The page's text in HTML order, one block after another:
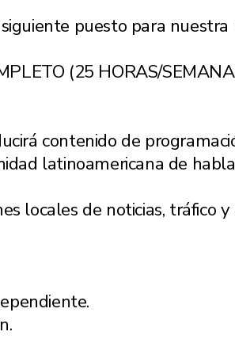
puesto para
(25 HORAS/
contenido de
latinoamericana de
locales de noticias, tráfico